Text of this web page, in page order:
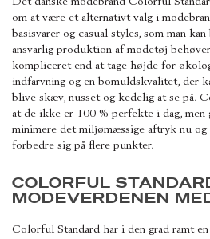
om at være et alternativt valg i
basisvarer og casual styles, som man
ansvarlig produktion af modetøj
kompliceret end at tage højde for
indfarvning og en bomuldskvalitet, der
blive skæv, nusset og kedelig at se på.
at de ikke er 100 % perfekte i dag, men
minimere det miljømæssige aftryk nu
forbedre sig på flere punkter.
COLORFUL
MODEVERDENEN
Colorful Standard har i den grad ramt